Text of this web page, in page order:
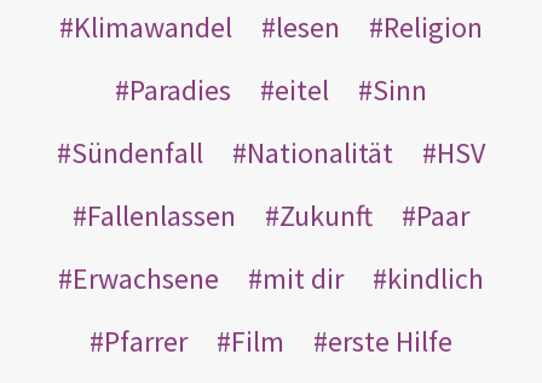
Klimawandel
lesen
Religion
Paradies
eitel
Sinn
Sündenfall
Nationalität
HSV
Fallenlassen
Zukunft
Paar
Erwachsene
mit dir
kindlich
Pfarrer
Film
erste Hilfe